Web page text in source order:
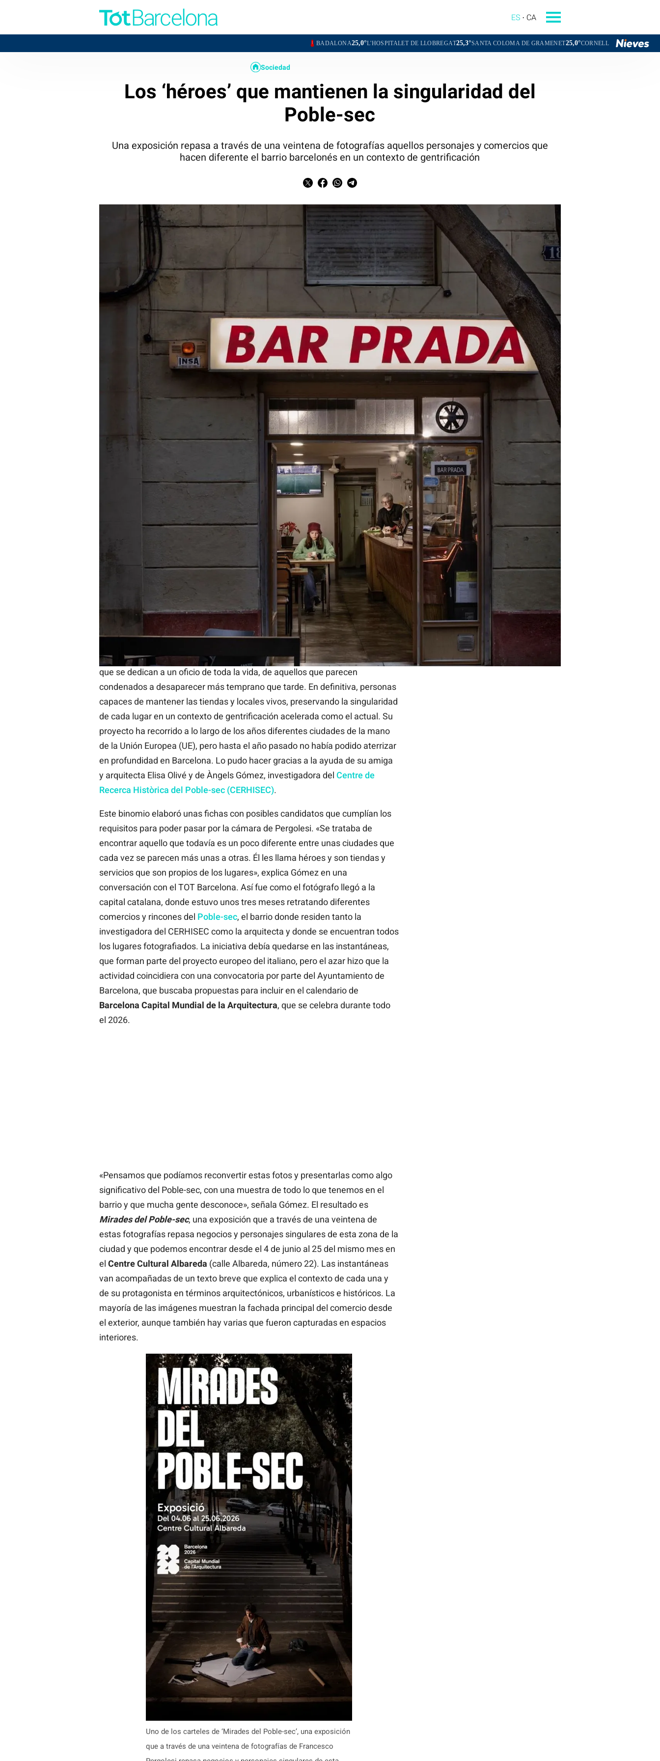
ES CA
25,0°L'HOSPITALET DE LLOBREGAT25,3°SANTA COLOMA DE GRAMENET25,0°CORNELLÀ DE LLOBREGAT 24,1°SANT BOI
Uno de los carteles de 'Mirades del Poble-sec', una exposición que a través de una veintena de fotografías de Francesco Pergolesi
repasa negocios y personajes singulares de esta zona de la ciudad / Centre de Recerca Històrica del Poble-sec (CERHISEC)
Sociedad
Los ‘héroes’ que mantienen la singularidad del
Poble-sec
Una exposición repasa a través de una veintena de fotografías aquellos personajes y comercios que
hacen diferente el barrio barcelonés en un contexto de gentrificación
29/05/2026 21:01
Francesco Pergolesi lleva tiempo dedicándose a inmortalizar héroes. Los
protagonistas de las fotografías de este retratista y artista visual veneciano
nacido en 1975 no llevan capa ni suelen hacerse un hueco en los periódicos.
Son personajes anónimos que levantan cada día la persiana de su negocio o
que se dedican a un oficio de toda la vida, de aquellos que parecen
condenados a desaparecer más temprano que tarde. En definitiva, personas
capaces de mantener las tiendas y locales vivos, preservando la singularidad
de cada lugar en un contexto de gentrificación acelerada como el actual. Su
proyecto ha recorrido a lo largo de los años diferentes ciudades de la mano
de la Unión Europea (UE), pero hasta el año pasado no había podido aterrizar
en profundidad en Barcelona. Lo pudo hacer gracias a la ayuda de su amiga
y arquitecta Elisa Olivé y de Àngels Gómez, investigadora del Centre de
Recerca Històrica del Poble-sec (CERHISEC).
Este binomio elaboró unas fichas con posibles candidatos que cumplían los
requisitos para poder pasar por la cámara de Pergolesi. «Se trataba de
encontrar aquello que todavía es un poco diferente entre unas ciudades que
cada vez se parecen más unas a otras. Él les llama héroes y son tiendas y
servicios que son propios de los lugares», explica Gómez en una
conversación con el TOT Barcelona. Así fue como el fotógrafo llegó a la
capital catalana, donde estuvo unos tres meses retratando diferentes
comercios y rincones del Poble-sec, el barrio donde residen tanto la
investigadora del CERHISEC como la arquitecta y donde se encuentran todos
los lugares fotografiados. La iniciativa debía quedarse en las instantáneas,
que forman parte del proyecto europeo del italiano, pero el azar hizo que la
actividad coincidiera con una convocatoria por parte del Ayuntamiento de
Barcelona, que buscaba propuestas para incluir en el calendario de
Barcelona Capital Mundial de la Arquitectura, que se celebra durante todo
el 2026.
«Pensamos que podíamos reconvertir estas fotos y presentarlas como algo
significativo del Poble-sec, con una muestra de todo lo que tenemos en el
barrio y que mucha gente desconoce», señala Gómez. El resultado es
Mirades del Poble-sec, una exposición que a través de una veintena de
estas fotografías repasa negocios y personajes singulares de esta zona de la
ciudad y que podemos encontrar desde el 4 de junio al 25 del mismo mes en
el Centre Cultural Albareda (calle Albareda, número 22). Las instantáneas
van acompañadas de un texto breve que explica el contexto de cada una y
de su protagonista en términos arquitectónicos, urbanísticos e históricos. La
mayoría de las imágenes muestran la fachada principal del comercio desde
el exterior, aunque también hay varias que fueron capturadas en espacios
interiores.
Uno de los carteles de ‘Mirades del Poble-sec’, una exposición
que a través de una veintena de fotografías de Francesco